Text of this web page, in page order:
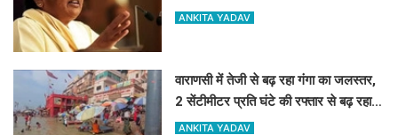
कर दिया'
ANKITA YADAV
वाराणसी में तेजी से बढ़ रहा गंगा का जलस्तर,
2 सेंटीमीटर प्रति घंटे की रफ्तार से बढ़ रहा
पानी, कई घाटों का आपसी संपर्क टूटा
ANKITA YADAV